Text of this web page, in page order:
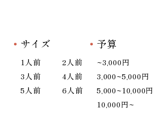
サイズ
1人前
2人前
3人前
4人前
5人前
6人前
予算
~3,000円
3,000~5,000円
5,000~10,000円
10,000円~